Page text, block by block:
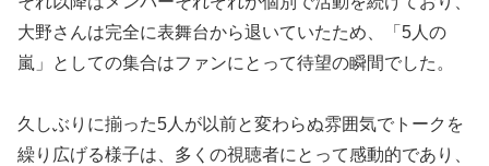
大野さんは完全に表舞台から退いていたため、「5人の
嵐」としての集合はファンにとって待望の瞬間でした。
久しぶりに揃った5人が以前と変わらぬ雰囲気でトークを
繰り広げる様子は、多くの視聴者にとって感動的であり、